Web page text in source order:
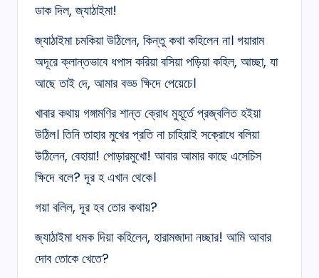
ডাক দিল, জ্যাঠাইমা!
জ্যাঠাইমা চমকিয়া উঠিলেন, কিন্তু কথা কহিলেন না। গয়ারাম
অদূরে ক্লান্তভাবে ধপাস করিয়া বসিয়া পড়িয়া কহিল, আচ্ছা, যা
আছে তাই দে, আমার বড্ড ক্ষিদে পেয়েচে।
খাবার কথায় গঙ্গামণির শান্ত ক্রোধ মুহূর্তে প্রজ্বলিত হইয়া
উঠিল। তিনি তাহার মুখের প্রতি না চাহিয়াই সক্রোধে বলিয়া
উঠিলেন, বেহায়া! পোড়ারমুখো! আবার আমার কাছে এসেচিস
ক্ষিদে বলে? দূর হ এখান থেকে।
গয়া বলিল, দূর হব তোর কথায়?
জ্যাঠাইমা ধমক দিয়া কহিলেন, হারামজাদা নচ্ছার! আমি আবার
দোব তোকে খেতে?